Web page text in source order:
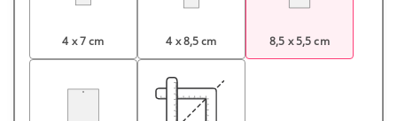
4 x 7 cm 4 x 8,5 cm 8,5 x 5,5 cm